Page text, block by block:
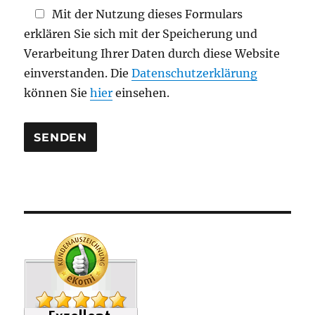
e
e
r
Mit der Nutzung dieses Formulars
erklären Sie sich mit der Speicherung und
Verarbeitung Ihrer Daten durch diese Website
einverstanden. DieDatenschutzerklärung
können Siehier einsehen.